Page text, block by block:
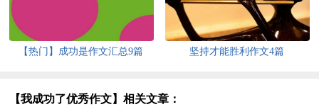
【热门】成功是作文汇总9篇 坚持才能胜利作文4篇
【我成功了优秀作文】相关文章：